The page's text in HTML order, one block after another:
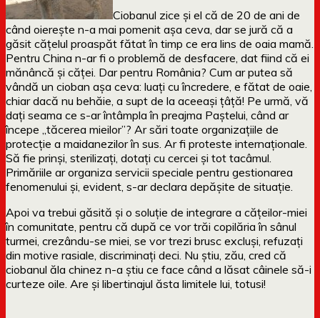
Ciobanul zice și el că de 20 de ani de
când oierește n-a mai pomenit așa ceva, dar se jură că a
găsit cățelul proaspăt fătat în timp ce era lins de oaia mamă.
Pentru China n-ar fi o problemă de desfacere, dat fiind că ei
mănâncă și căței. Dar pentru România? Cum ar putea să
vândă un cioban așa ceva: luați cu încredere, e fătat de oaie,
chiar dacă nu behăie, a supt de la aceeași țâță! Pe urmă, vă
dați seama ce s-ar întâmpla în preajma Paștelui, când ar
începe „tăcerea mieilor”? Ar sări toate organizațiile de
protecție a maidanezilor în sus. Ar fi proteste internaționale.
Să fie prinși, sterilizați, dotați cu cercei și tot tacâmul.
Primăriile ar organiza servicii speciale pentru gestionarea
fenomenului și, evident, s-ar declara depășite de situație.
Apoi va trebui găsită și o soluție de integrare a cățeilor-miei
în comunitate, pentru că după ce vor trăi copilăria în sânul
turmei, crezându-se miei, se vor trezi brusc excluși, refuzați
din motive rasiale, discriminați deci. Nu știu, zău, cred că
ciobanul ăla chinez n-a știu ce face când a lăsat câinele să-i
curteze oile. Are și libertinajul ăsta limitele lui, totusi!